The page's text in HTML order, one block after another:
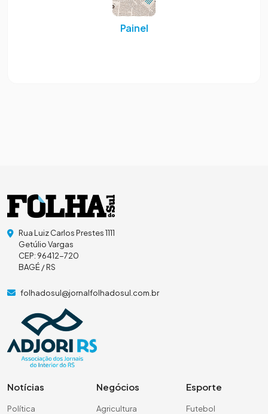
Painel
Rua Luiz Carlos Prestes 1111
Getúlio Vargas
CEP: 96412-720
BAGÉ / RS
folhadosul@jornalfolhadosul.com.br
Notícias
Política
Negócios
Agricultura
Esporte
Futebol